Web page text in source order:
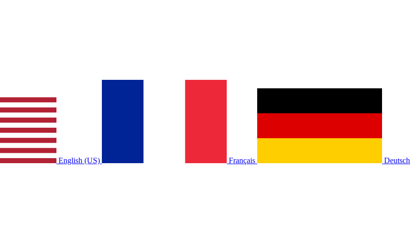
English (US) Français Deutsch